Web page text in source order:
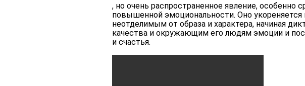
, но очень распространенное явление, особенно
повышенной эмоциональности. Оно укореняется
неотделимым от образа и характера, начиная
качества и окружающим его людям эмоции и
и счастья.